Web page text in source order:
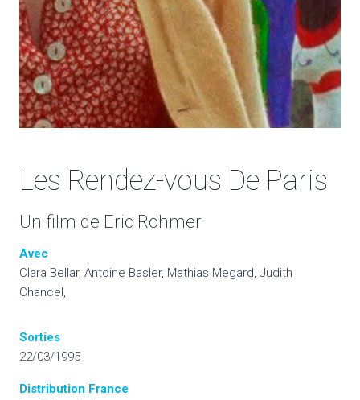
Les Rendez-vous De Paris
Un film de Eric Rohmer
Avec
Clara Bellar, Antoine Basler, Mathias Megard, Judith
Chancel,
Sorties
22/03/1995
Distribution France